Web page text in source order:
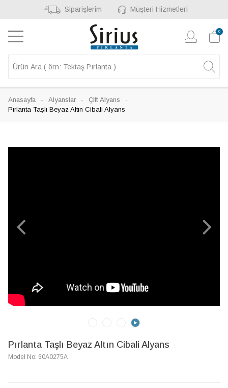
Siparişlerim Müşteri Hizmetleri
0
Anasayfa Alyanslar
Çift Alyans
Pırlanta Taşlı Beyaz Altın Cibali Alyans
Pırlanta Taşlı Beyaz Altın Cibali Alyans
Model No: 60A0275A